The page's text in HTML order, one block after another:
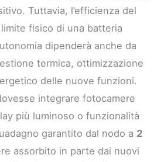
Tuttavia, l’efficienza del
fisico di una batteria
dipenderà anche da
termica, ottimizzazione
delle nuove funzioni.
integrare fotocamere
più luminoso o funzionalità
garantito dal nodo a 2
assorbito in parte dai nuovi